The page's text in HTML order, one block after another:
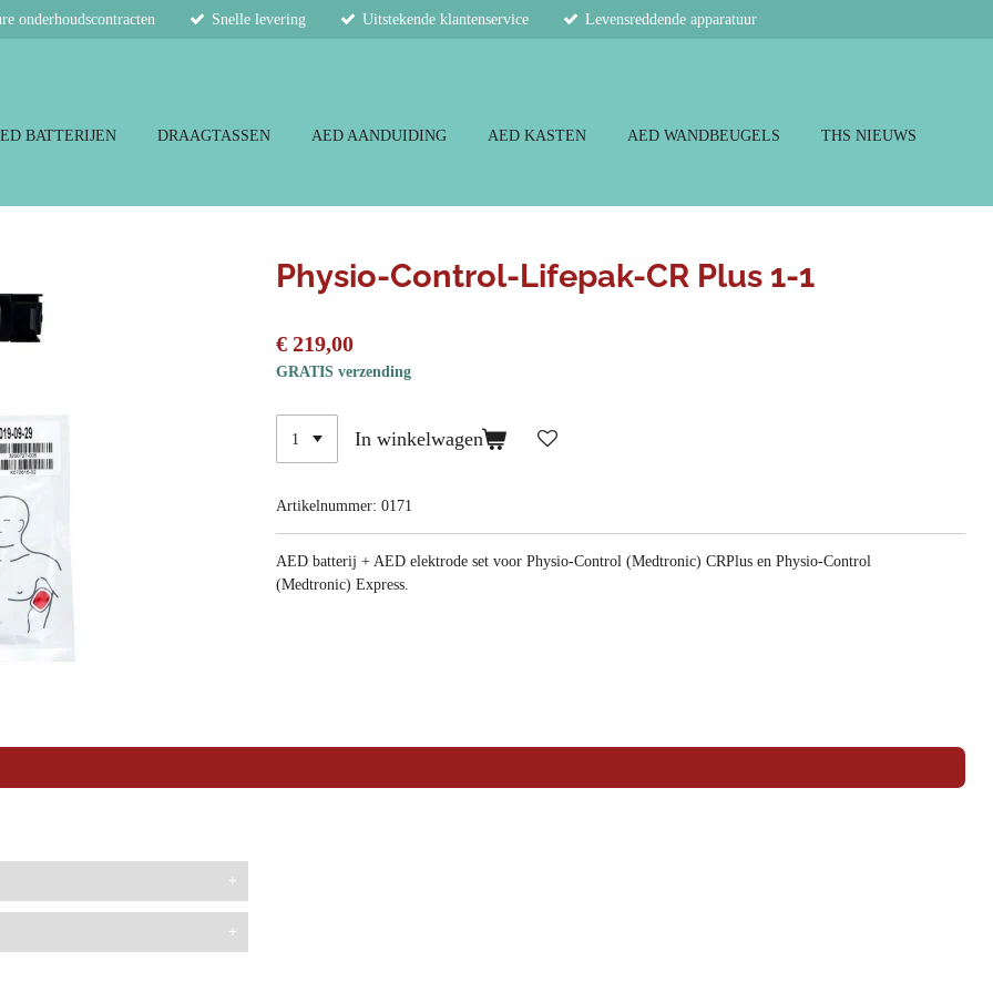
onderhoudscontracten Snelle levering Uitstekende klantenservice Levensreddende apparatuur
BATTERIJEN DRAAGTASSEN AED AANDUIDING AED KASTEN AED WANDBEUGELS
THS NIEUWS
Physio-Control-Lifepak-CR Plus 1-1
€ 219,00
GRATIS verzending
In winkelwagen
Artikelnummer: 0171
AED batterij + AED elektrode set voor Physio-Control (Medtronic) CRPlus en Physio-Control
(Medtronic) Express.